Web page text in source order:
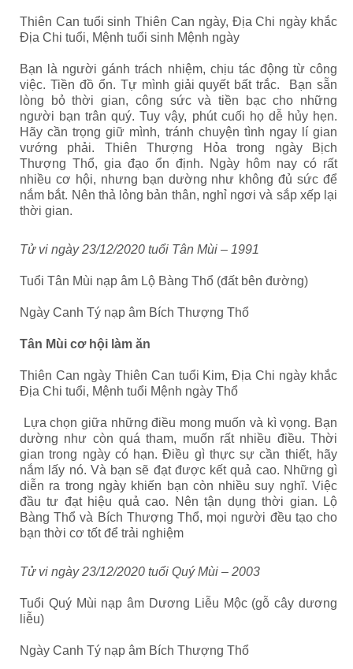
Thiên Can tuổi sinh Thiên Can ngày, Địa Chi ngày khắc
Địa Chi tuổi, Mệnh tuổi sinh Mệnh ngày
Bạn là người gánh trách nhiệm, chịu tác động từ công
việc. Tiền đồ ổn. Tự mình giải quyết bất trắc. Bạn sẵn
lòng bỏ thời gian, công sức và tiền bạc cho những
người bạn trân quý. Tuy vậy, phút cuối họ dễ hủy hẹn.
Hãy cần trọng giữ mình, tránh chuyện tình ngay lí gian
vướng phải. Thiên Thượng Hỏa trong ngày Bịch
Thượng Thổ, gia đạo ổn định. Ngày hôm nay có rất
nhiều cơ hội, nhưng bạn dường như không đủ sức để
nắm bắt. Nên thả lỏng bản thân, nghỉ ngơi và sắp xếp lại
thời gian.
Tử vi ngày 23/12/2020 tuổi Tân Mùi – 1991
Tuổi Tân Mùi nạp âm Lộ Bàng Thổ (đất bên đường)
Ngày Canh Tý nạp âm Bích Thượng Thổ
Tân Mùi cơ hội làm ăn
Thiên Can ngày Thiên Can tuổi Kim, Địa Chi ngày khắc
Địa Chi tuổi, Mệnh tuổi Mệnh ngày Thổ
Lựa chọn giữa những điều mong muốn và kì vọng. Bạn
dường như còn quá tham, muốn rất nhiều điều. Thời
gian trong ngày có hạn. Điều gì thực sự cần thiết, hãy
nắm lấy nó. Và bạn sẽ đạt được kết quả cao. Những gì
diễn ra trong ngày khiến bạn còn nhiều suy nghĩ. Việc
đầu tư đạt hiệu quả cao. Nên tận dụng thời gian. Lộ
Bàng Thổ và Bích Thượng Thổ, mọi người đều tạo cho
bạn thời cơ tốt để trải nghiệm
Tử vi ngày 23/12/2020 tuổi Quý Mùi – 2003
Tuổi Quý Mùi nạp âm Dương Liễu Mộc (gỗ cây dương
liễu)
Ngày Canh Tý nạp âm Bích Thượng Thổ